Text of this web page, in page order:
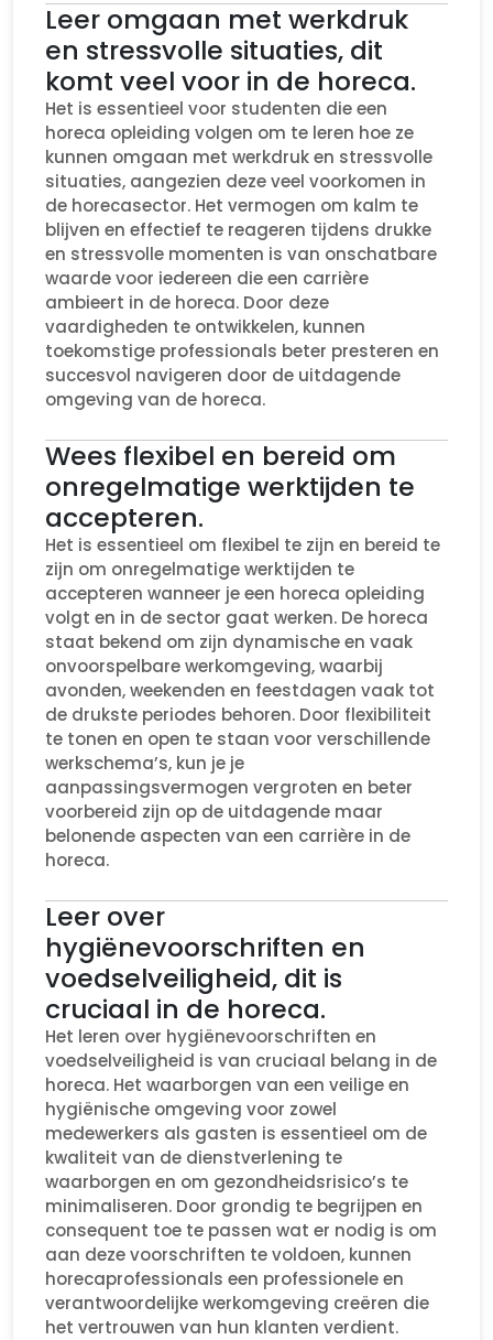
Leer omgaan met werkdruk
en stressvolle situaties, dit
komt veel voor in de horeca.
Het is essentieel voor studenten die een
horeca opleiding volgen om te leren hoe ze
kunnen omgaan met werkdruk en stressvolle
situaties, aangezien deze veel voorkomen in
de horecasector. Het vermogen om kalm te
blijven en effectief te reageren tijdens drukke
en stressvolle momenten is van onschatbare
waarde voor iedereen die een carrière
ambieert in de horeca. Door deze
vaardigheden te ontwikkelen, kunnen
toekomstige professionals beter presteren en
succesvol navigeren door de uitdagende
omgeving van de horeca.
Wees flexibel en bereid om
onregelmatige werktijden te
accepteren.
Het is essentieel om flexibel te zijn en bereid te
zijn om onregelmatige werktijden te
accepteren wanneer je een horeca opleiding
volgt en in de sector gaat werken. De horeca
staat bekend om zijn dynamische en vaak
onvoorspelbare werkomgeving, waarbij
avonden, weekenden en feestdagen vaak tot
de drukste periodes behoren. Door flexibiliteit
te tonen en open te staan voor verschillende
werkschema’s, kun je je
aanpassingsvermogen vergroten en beter
voorbereid zijn op de uitdagende maar
belonende aspecten van een carrière in de
horeca.
Leer over
hygiënevoorschriften en
voedselveiligheid, dit is
cruciaal in de horeca.
Het leren over hygiënevoorschriften en
voedselveiligheid is van cruciaal belang in de
horeca. Het waarborgen van een veilige en
hygiënische omgeving voor zowel
medewerkers als gasten is essentieel om de
kwaliteit van de dienstverlening te
waarborgen en om gezondheidsrisico’s te
minimaliseren. Door grondig te begrijpen en
consequent toe te passen wat er nodig is om
aan deze voorschriften te voldoen, kunnen
horecaprofessionals een professionele en
verantwoordelijke werkomgeving creëren die
het vertrouwen van hun klanten verdient.